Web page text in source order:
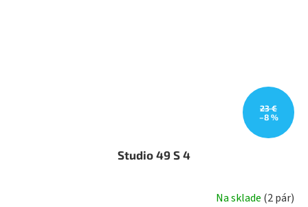
23 €
–8 %
Studio 49 S 4
Na sklade (2 pár)